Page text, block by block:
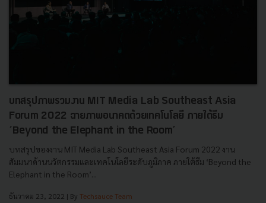
บทสรุปภาพรวมงาน MIT Media Lab Southeast Asia
Forum 2022 ฉายภาพอนาคตด้วยเทคโนโลยี ภายใต้ธีม
‘Beyond the Elephant in the Room’
บทสรุปของงาน MIT Media Lab Southeast Asia Forum 2022 งาน
สัมมนาด้านนวัตกรรมและเทคโนโลยีระดับภูมิภาค ภายใต้ธีม ‘Beyond the
Elephant in the Room’...
ธันวาคม 23, 2022 | By Techsauce Team